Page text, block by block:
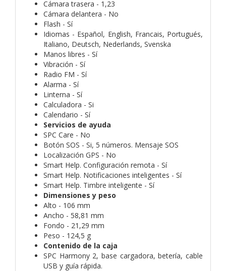
Cámara trasera - 1,23
Cámara delantera - No
Flash - Sí
Idiomas - Español, English, Francais, Portugués,
Italiano, Deutsch, Nederlands, Svenska
Manos libres - Sí
Vibración - Sí
Radio FM - Sí
Alarma - Sí
Linterna - Sí
Calculadora - Si
Calendario - Sí
Servicios de ayuda
SPC Care - No
Botón SOS - Si, 5 números. Mensaje SOS
Localización GPS - No
Smart Help. Configuración remota - Sí
Smart Help. Notificaciones inteligentes - Sí
Smart Help. Timbre inteligente - Sí
Dimensiones y peso
Alto - 106 mm
Ancho - 58,81 mm
Fondo - 21,29 mm
Peso - 124,5 g
Contenido de la caja
SPC Harmony 2, base cargadora, betería, cable
USB y guía rápida.